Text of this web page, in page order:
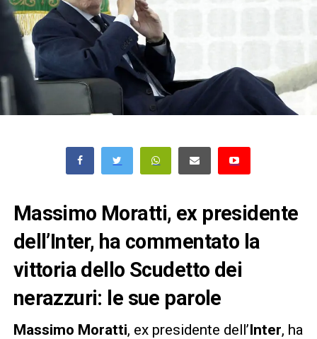
Massimo Moratti, ex presidente
dell’Inter, ha commentato la
vittoria dello Scudetto dei
nerazzuri: le sue parole
Massimo Moratti, ex presidente dell’Inter, ha